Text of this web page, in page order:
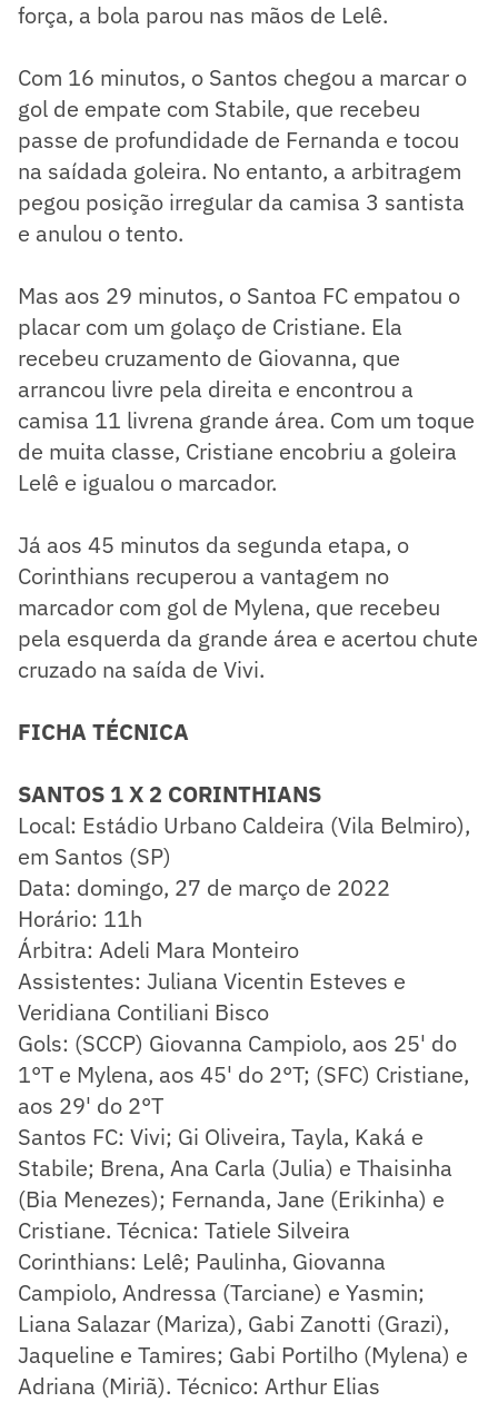
força, a bola parou nas mãos de Lelê.
Com 16 minutos, o Santos chegou a marcar o
gol de empate com Stabile, que recebeu
passe de profundidade de Fernanda e tocou
na saídada goleira. No entanto, a arbitragem
pegou posição irregular da camisa 3 santista
e anulou o tento.
Mas aos 29 minutos, o Santoa FC empatou o
placar com um golaço de Cristiane. Ela
recebeu cruzamento de Giovanna, que
arrancou livre pela direita e encontrou a
camisa 11 livrena grande área. Com um toque
de muita classe, Cristiane encobriu a goleira
Lelê e igualou o marcador.
Já aos 45 minutos da segunda etapa, o
Corinthians recuperou a vantagem no
marcador com gol de Mylena, que recebeu
pela esquerda da grande área e acertou chute
cruzado na saída de Vivi.
FICHA TÉCNICA
SANTOS 1 X 2 CORINTHIANS
Local: Estádio Urbano Caldeira (Vila Belmiro),
em Santos (SP)
Data: domingo, 27 de março de 2022
Horário: 11h
Árbitra: Adeli Mara Monteiro
Assistentes: Juliana Vicentin Esteves e
Veridiana Contiliani Bisco
Gols: (SCCP) Giovanna Campiolo, aos 25' do
1°T e Mylena, aos 45' do 2°T; (SFC) Cristiane,
aos 29' do 2°T
Santos FC: Vivi; Gi Oliveira, Tayla, Kaká e
Stabile; Brena, Ana Carla (Julia) e Thaisinha
(Bia Menezes); Fernanda, Jane (Erikinha) e
Cristiane. Técnica: Tatiele Silveira
Corinthians: Lelê; Paulinha, Giovanna
Campiolo, Andressa (Tarciane) e Yasmin;
Liana Salazar (Mariza), Gabi Zanotti (Grazi),
Jaqueline e Tamires; Gabi Portilho (Mylena) e
Adriana (Miriã). Técnico: Arthur Elias